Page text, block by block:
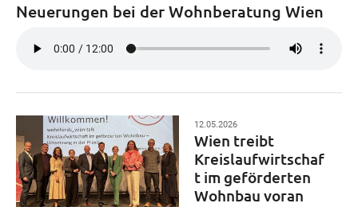
Neuerungen bei der Wohnberatung Wien
12.05.2026
Wien treibt
Kreislaufwirtschaf
t im geförderten
Wohnbau voran